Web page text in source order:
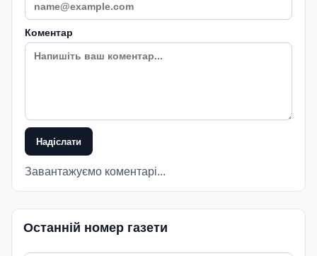
Коментар
Надіслати
Завантажуємо коментарі...
Останній номер газети